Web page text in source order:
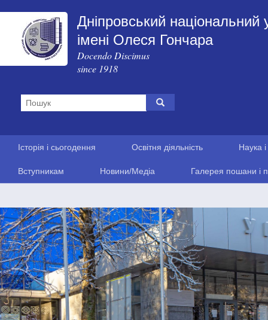
Дніпровський національний
імені Олеся Гончара
Docendo Discimus
since 1918
Історія і сьогодення Освітня діяльність Наука
Вступникам Новини/Медіа Галерея пошани і